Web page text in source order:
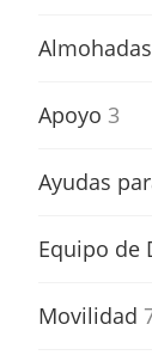
Apoyo 3
Ayudas
Equipo de
Movilidad